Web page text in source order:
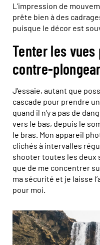
L’impression de
prête bien à des
puisque le décor est
Tenter les
contre-
J’essaie, autant que
cascade pour prendre
quand il n’y a pas de
vers le bas, depuis le
le bras. Mon appareil
clichés à intervalles
shooter toutes les deux
que de me concentrer
ma sécurité et je laisse
pour moi.